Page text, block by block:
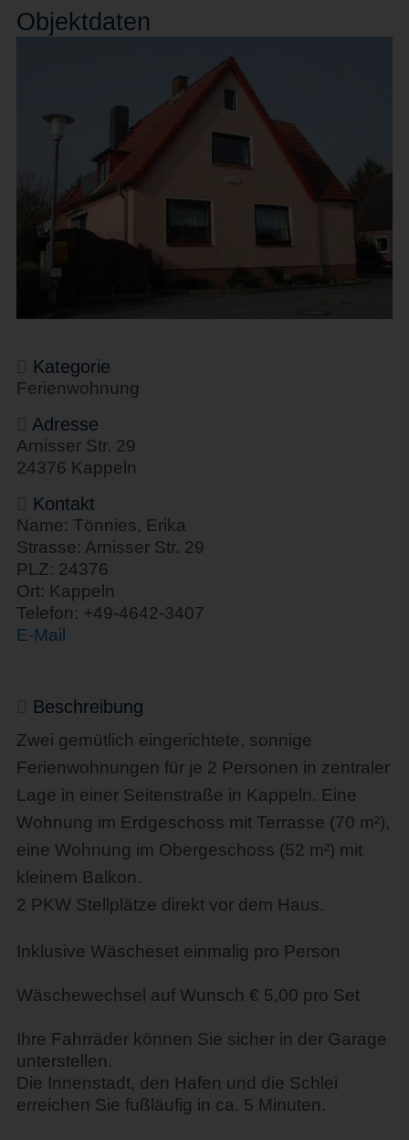
Objektdaten
Kategorie
Ferienwohnung
Adresse
Arnisser Str. 29
24376 Kappeln
Kontakt
Name: Tönnies, Erika
Strasse: Arnisser Str. 29
PLZ: 24376
Ort: Kappeln
Telefon: +49-4642-3407
E-Mail
Beschreibung
Zwei gemütlich eingerichtete, sonnige
Ferienwohnungen für je 2 Personen in zentraler
Lage in einer Seitenstraße in Kappeln. Eine
Wohnung im Erdgeschoss mit Terrasse (70 m²),
eine Wohnung im Obergeschoss (52 m²) mit
kleinem Balkon.
2 PKW Stellplätze direkt vor dem Haus.
Inklusive Wäscheset einmalig pro Person
Wäschewechsel auf Wunsch € 5,00 pro Set
Ihre Fahrräder können Sie sicher in der Garage
unterstellen.
Die Innenstadt, den Hafen und die Schlei
erreichen Sie fußläufig in ca. 5 Minuten.